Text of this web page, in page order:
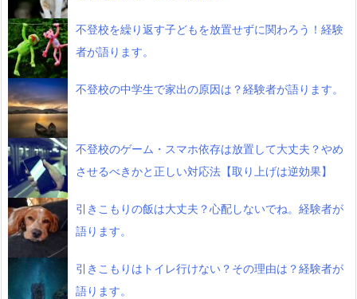
不登校を繰り返す子どもを放置せずに関わろう！経験
者が語ります。
不登校の中学生で家出の原因は？経験者が語ります。
不登校のゲーム・スマホ依存は放置して大丈夫？やめ
させるべきかと正しい対応法【取り上げは逆効果】
引きこもりの飯は大丈夫？心配しないでね。経験者が
語ります。
引きこもりはトイレ行けない？その理由は？経験者が
語ります。